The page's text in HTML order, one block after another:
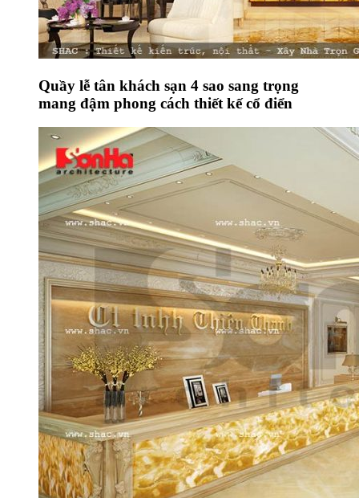
Quầy lễ tân khách sạn 4 sao sang trọng
mang đậm phong cách thiết kế cổ điển